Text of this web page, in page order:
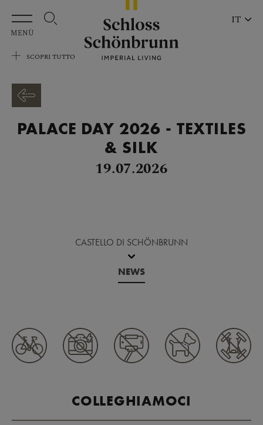
Vai al contenuto principale
MENÙ
SCOPRI TUTTO
IT
PALACE DAY 2026 - TEXTILES
& SILK
19.07.2026
CASTELLO DI SCHÖNBRUNN
NEWS
COLLEGHIAMOCI